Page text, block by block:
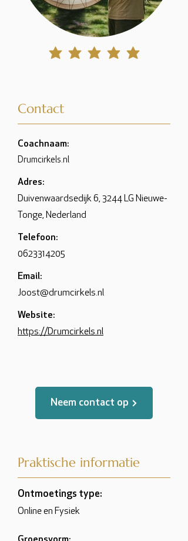
gemiddelde waardering 5 uit 5
Contact
Coachnaam:
Drumcirkels.nl
Adres:
Duivenwaardsedijk 6, 3244 LG Nieuwe-
Tonge, Nederland
Telefoon:
0623314205
Email:
Joost@drumcirkels.nl
Website:
https://Drumcirkels.nl
Neem contact op
Praktische informatie
Ontmoetings type:
Online en Fysiek